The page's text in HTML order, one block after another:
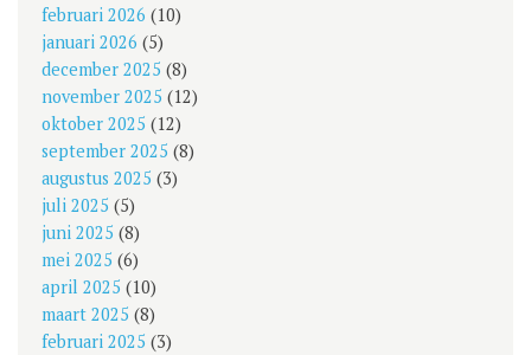
februari 2026 (10)
januari 2026 (5)
december 2025 (8)
november 2025 (12)
oktober 2025 (12)
september 2025 (8)
augustus 2025 (3)
juli 2025 (5)
juni 2025 (8)
mei 2025 (6)
april 2025 (10)
maart 2025 (8)
februari 2025 (3)